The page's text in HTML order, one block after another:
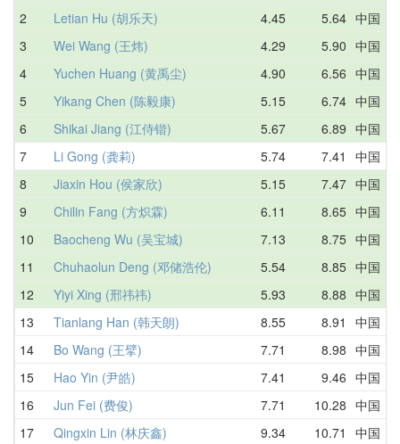
2 Letian Hu (胡乐天) 4.45 5.64 中国
3 Wei Wang (王炜) 4.29 5.90 中国
4 Yuchen Huang (黄禹尘) 4.90 6.56 中国
5 Yikang Chen (陈毅康) 5.15 6.74 中国
6 Shikai Jiang (江侍锴) 5.67 6.89 中国
7 Li Gong (龚莉) 5.74 7.41 中国
8 Jiaxin Hou (侯家欣) 5.15 7.47 中国
9 Chilin Fang (方炽霖) 6.11 8.65 中国
10 Baocheng Wu (吴宝城) 7.13 8.75 中国
11 Chuhaolun Deng (邓储浩伦) 5.54 8.85 中国
12 Yiyi Xing (邢祎祎) 5.93 8.88 中国
13 Tianlang Han (韩天朗) 8.55 8.91 中国
14 Bo Wang (王擘) 7.71 8.98 中国
15 Hao Yin (尹皓) 7.41 9.46 中国
16 Jun Fei (费俊) 7.71 10.28 中国
17 Qingxin Lin (林庆鑫) 9.34 10.71 中国